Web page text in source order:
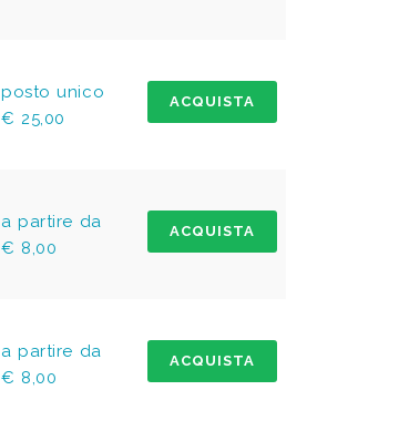
posto unico
€ 25,00
ACQUISTA
a partire da
€ 8,00
ACQUISTA
a partire da
€ 8,00
ACQUISTA